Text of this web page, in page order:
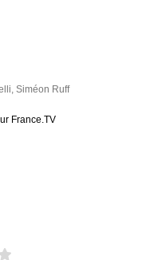
,Siméon Ruff
France.TV